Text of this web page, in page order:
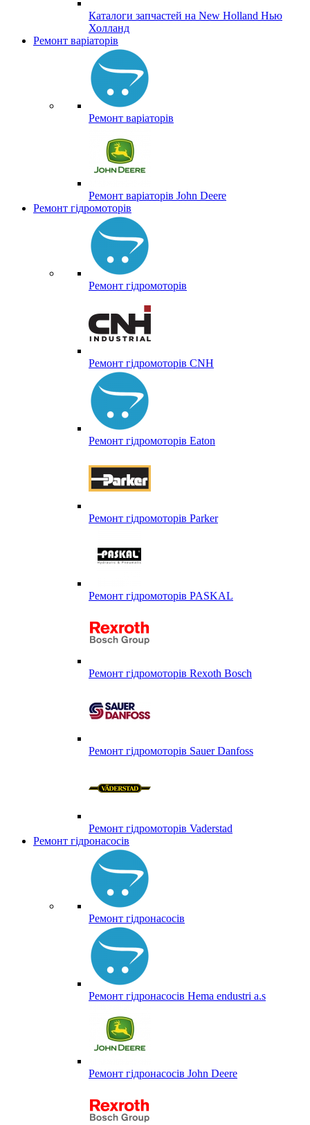
Каталоги запчастей на New Holland Нью
Холланд
Ремонт варіаторів
Ремонт варіаторів
Ремонт варіаторів John Deere
Ремонт гідромоторів
Ремонт гідромоторів
Ремонт гідромоторів CNH
Ремонт гідромоторів Eaton
Ремонт гідромоторів Parker
Ремонт гідромоторів PASKAL
Ремонт гідромоторів Rexoth Bosch
Ремонт гідромоторів Sauer Danfoss
Ремонт гідромоторів Vaderstad
Ремонт гідронасосів
Ремонт гідронасосів
Ремонт гідронасосів Hema endustri a.s
Ремонт гідронасосів John Deere